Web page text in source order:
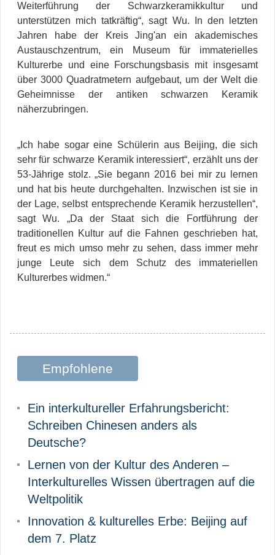
Weiterführung der Schwarzkeramikkultur und
unterstützen mich tatkräftig“, sagt Wu. In den letzten
Jahren habe der Kreis
Jing'an ein akademisches
Austauschzentrum, ein Museum für immaterielles
Kulturerbe und eine Forschungsbasis mit insgesamt
über 3000 Quadratmetern aufgebaut, um der Welt die
Geheimnisse der antiken schwarzen Keramik
näherzubringen.
„Ich habe sogar eine Schülerin aus Beijing, die sich
sehr für schwarze Keramik interessiert“, erzählt uns der
53-Jährige stolz. „Sie begann 2016 bei mir zu lernen
und hat bis heute durchgehalten. Inzwischen ist sie in
der Lage, selbst entsprechende Keramik herzustellen“,
sagt Wu. „Da der Staat sich die Fortführung der
traditionellen Kultur auf die Fahnen geschrieben hat,
freut es mich umso mehr zu sehen, dass immer mehr
junge Leute sich dem Schutz des immateriellen
Kulturerbes widmen.“
Empfohlene
Ein interkultureller Erfahrungsbericht:
Schreiben Chinesen anders als
Deutsche?
Lernen von der Kultur des Anderen –
Interkulturelles Wissen übertragen auf die
Weltpolitik
Innovation & kulturelles Erbe: Beijing auf
dem 7. Platz